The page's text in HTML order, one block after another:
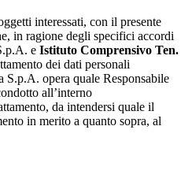
interessati, con il presente
in ragione degli specifici accordi
e Istituto Comprensivo Ten.
dei dati personali
S.p.A. opera quale Responsabile
all’interno
da intendersi quale il
in merito a quanto sopra, al